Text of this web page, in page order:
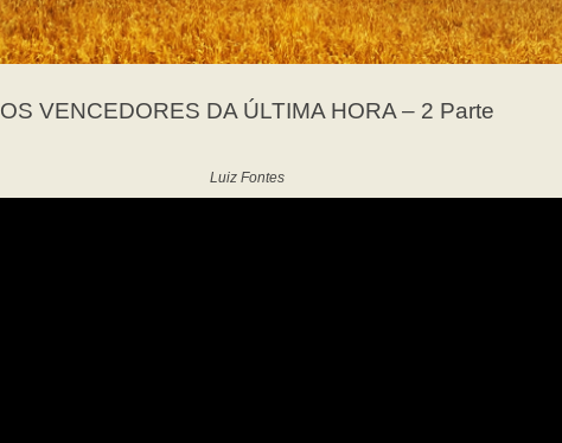
OS VENCEDORES DA ÚLTIMA HORA – 2 Parte
Luiz Fontes